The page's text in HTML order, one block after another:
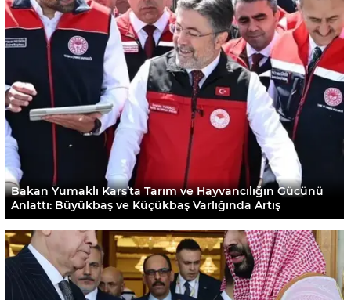
Bakan Yumaklı Kars’ta Tarım ve Hayvancılığın Gücünü
Anlattı: Büyükbaş ve Küçükbaş Varlığında Artış